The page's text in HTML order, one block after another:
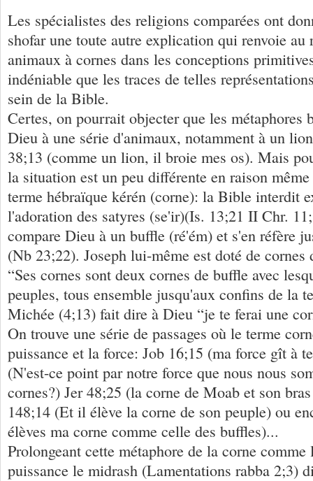
Les spécialistes des religions comparées ont
shofar une toute autre explication qui renvoie au
animaux à cornes dans les conceptions
indéniable que les traces de telles
sein de la Bible.
Certes, on pourrait objecter que les métaphores
Dieu à une série d'animaux, notamment à un
38;13 (comme un lion, il broie mes os). Mais
la situation est un peu différente en raison
terme hébraïque kérén (corne): la Bible interdit
l'adoration des satyres (se'ir)(Is. 13;21 II Chr.
compare Dieu à un buffle (ré'ém) et s'en réfère
(Nb 23;22). Joseph lui-même est doté de
“Ses cornes sont deux cornes de buffle avec
peuples, tous ensemble jusqu'aux confins de la
Michée (4;13) fait dire à Dieu “je te ferai une
On trouve une série de passages où le terme
puissance et la force: Job 16;15 (ma force gît à
(N'est-ce point par notre force que nous nous
cornes?) Jer 48;25 (la corne de Moab et son
148;14 (Et il élève la corne de son peuple) ou
élèves ma corne comme celle des buffles)...
Prolongeant cette métaphore de la corne
puissance le midrash (Lamentations rabba 2;3)